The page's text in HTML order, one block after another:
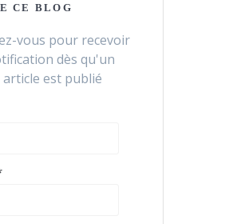
CE BLOG
vous pour recevoir
dès qu'un
est publié